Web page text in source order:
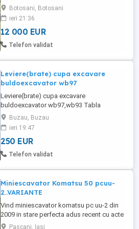
primara cu deschidere 1m, se schimba in
15 min cu falci de pulverizat, taiat scrap
sau tabla. Pentru excavatoare de 15-35 to,
greutate 2,4to. 2. Pulverizator mare
capacitate MBI MCP 900 (albastru) pt
Botosani, Botosani
ieri 21:36
12 000 EUR
Telefon validat
Leviere(brate) cupa excavare
buldoexcavator wb97
Leviere(brate) cupa excavare
buldoexcavator wb97,wb93 Tabla
hardox500 de 30 mm grosime foarte
rezistente
Buzau, Buzau
ieri 19:47
250 EUR
Telefon validat
Miniescavator Komatsu 50 pcuu-
2..VARIANTE
Vind miniescavator komatsu pc uu-2 din
2009 in stare perfecta adus recent cu acte
originale..Pentru mai multe informatii,
Pascani, Iasi